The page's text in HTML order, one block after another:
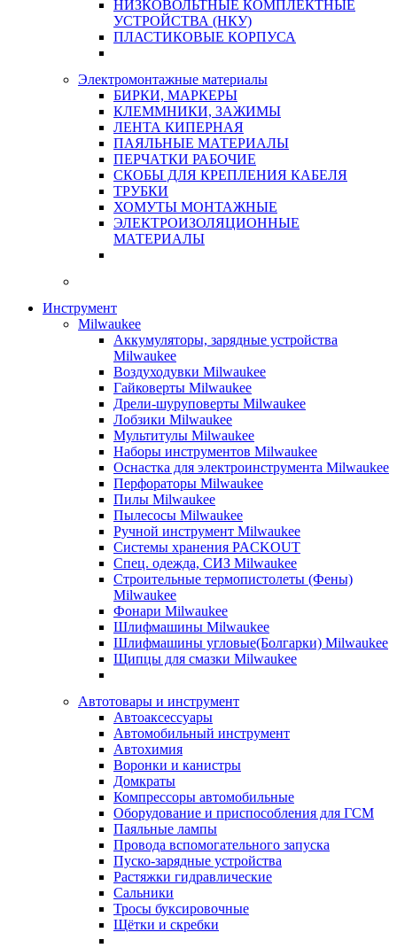
НИЗКОВОЛЬТНЫЕ КОМПЛЕКТНЫЕ
УСТРОЙСТВА (НКУ)
ПЛАСТИКОВЫЕ КОРПУСА
Электромонтажные материалы
БИРКИ, МАРКЕРЫ
КЛЕММНИКИ, ЗАЖИМЫ
ЛЕНТА КИПЕРНАЯ
ПАЯЛЬНЫЕ МАТЕРИАЛЫ
ПЕРЧАТКИ РАБОЧИЕ
СКОБЫ ДЛЯ КРЕПЛЕНИЯ КАБЕЛЯ
ТРУБКИ
ХОМУТЫ МОНТАЖНЫЕ
ЭЛЕКТРОИЗОЛЯЦИОННЫЕ
МАТЕРИАЛЫ
Инструмент
Milwaukee
Аккумуляторы, зарядные устройства
Milwaukee
Воздуходувки Milwaukee
Гайковерты Milwaukee
Дрели-шуруповерты Milwaukee
Лобзики Milwaukee
Мультитулы Milwaukee
Наборы инструментов Milwaukee
Оснастка для электроинструмента Milwaukee
Перфораторы Milwaukee
Пилы Milwaukee
Пылесосы Milwaukee
Ручной инструмент Milwaukee
Системы хранения PACKOUT
Спец. одежда, СИЗ Milwaukee
Строительные термопистолеты (Фены)
Milwaukee
Фонари Milwaukee
Шлифмашины Milwaukee
Шлифмашины угловые(Болгарки) Milwaukee
Щипцы для смазки Milwaukee
Автотовары и инструмент
Автоаксессуары
Автомобильный инструмент
Автохимия
Воронки и канистры
Домкраты
Компрессоры автомобильные
Оборудование и приспособления для ГСМ
Паяльные лампы
Провода вспомогательного запуска
Пуско-зарядные устройства
Растяжки гидравлические
Сальники
Тросы буксировочные
Щётки и скребки